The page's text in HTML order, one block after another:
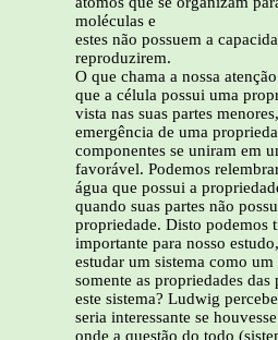
moléculas e
estes não possuem a
reproduzirem.
O que chama a nossa
que a célula possui uma
vista nas suas partes
emergência de uma
componentes se uniram em
favorável. Podemos
água que possui a
quando suas partes não
propriedade. Disto podemos
importante para nosso
estudar um sistema como
somente as propriedades das
este sistema? Ludwig
seria interessante se
onde a questão do todo